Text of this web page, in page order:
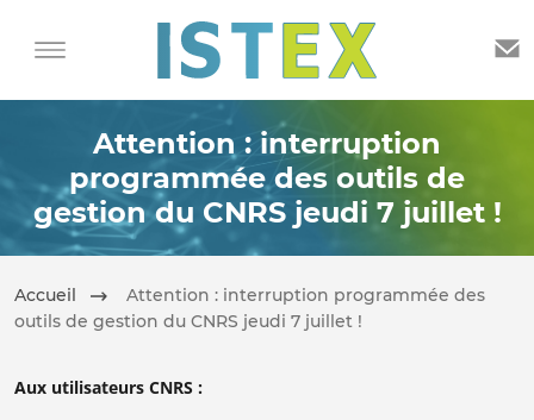
Attention : interruption
programmée des outils de
gestion du CNRS jeudi 7 juillet !
Accueil
Attention : interruption programmée des
outils de gestion du CNRS jeudi 7 juillet !
Aux utilisateurs CNRS :